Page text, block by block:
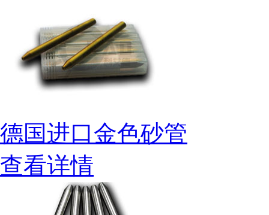
德国进口金色砂管
查看详情